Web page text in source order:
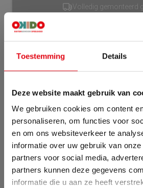
Toestemming Details
Deze website maakt gebruik van
We gebruiken cookies om content
personaliseren, om functies voor
en om ons websiteverkeer te
informatie over uw gebruik van
partners voor social media,
partners kunnen deze gegevens
informatie die u aan ze heeft
Specificaties
Artikelnummer
60860
Levertijd
Enkele
Beschrijving
Houten anti-slip zitplank.